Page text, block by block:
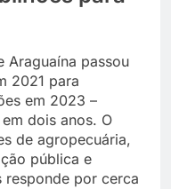
Araguaína passou
2021 para
em 2023 –
dois anos. O
de agropecuária,
pública e
responde por cerca